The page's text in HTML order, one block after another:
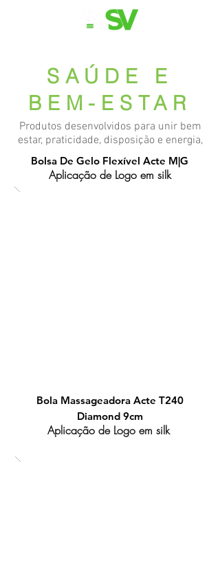
SAÚDE E
BEM-ESTAR
Produtos desenvolvidos para unir bem
estar, praticidade, disposição e energia,
seja em casa ou no trabalho
Bolsa De Gelo Flexível Acte M|G
Aplicação de Logo em silk
Bola Massageadora Acte T240
Diamond 9cm
Aplicação de Logo em silk